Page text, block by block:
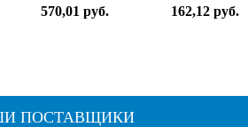
570,01 руб. 162,12 руб.
ПОСТАВЩИКИ